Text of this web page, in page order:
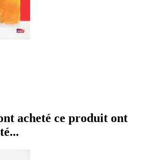
acheté ce produit ont